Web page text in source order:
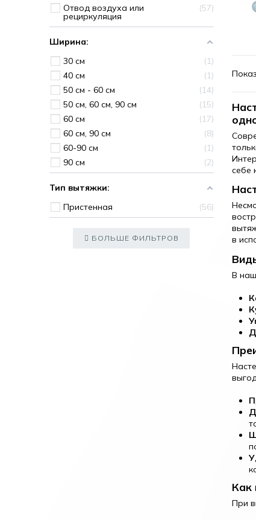
себе
в
В
Как
При
Отвод воздуха или
рециркуляция
57
Ширина:
30 см
1
40 см
1
50 см - 60 см
14
50 см, 60 см, 90 см
15
60 см
17
60 см, 90 см
8
60-90 см
1
90 см
2
Тип вытяжки:
Пристенная
56
БОЛЬШЕ ФИЛЬТРОВ